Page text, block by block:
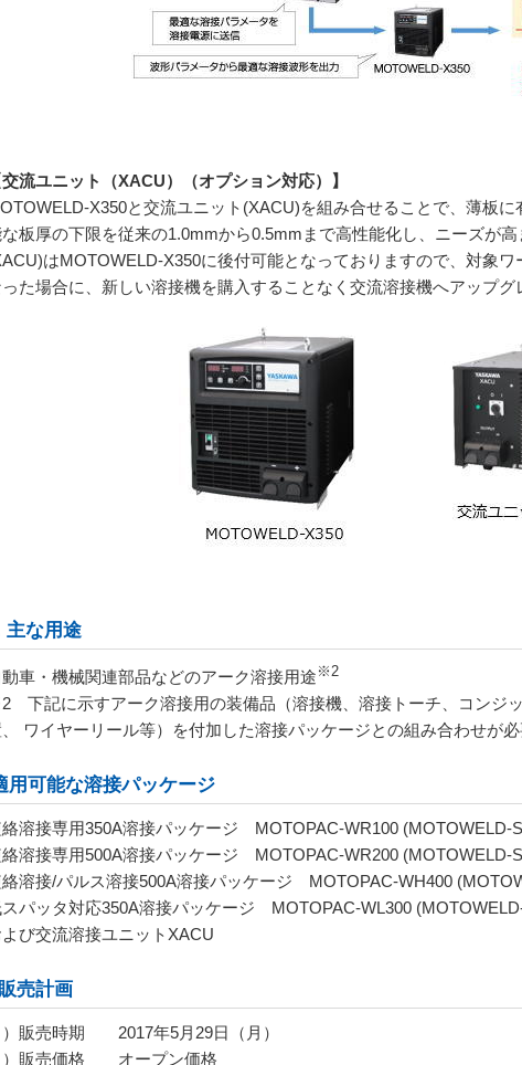
流ユニット（XACU）（オプション対応）】
X350と交流ユニット(XACU)を組み合せることで、薄板
板厚の下限を従来の1.0mmから0.5mmまで高性能化し、ニーズが
はMOTOWELD-X350に後付可能となっておりますので、対象
った場合に、新しい溶接機を購入することなく交流溶接機へアップグ
主な用途
車・機械関連部品などのアーク溶接用途 ※2
2 下記に示すアーク溶接用の装備品（溶接機、溶接トーチ、コンジ
ワイヤーリール等）を付加した溶接パッケージとの組み合わせが必
用可能な溶接パッケージ
絡溶接専用350A溶接パッケージ MOTOPAC-WR100 (MOTOWELD-
絡溶接専用500A溶接パッケージ MOTOPAC-WR200 (MOTOWELD-
絡溶接/パルス溶接500A溶接パッケージ MOTOPAC-WH400
スパッタ対応350A溶接パッケージ MOTOPAC-WL300
び交流溶接ユニット XACU
売計画
）販売時期 2017年5月 29日（月）
）販売価格 オープン価格